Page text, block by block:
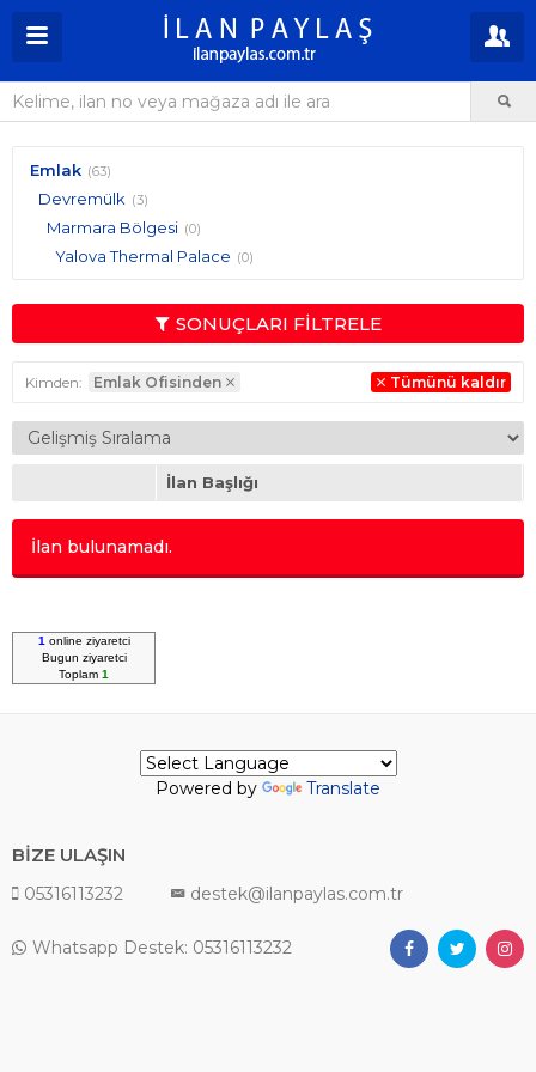
Emlak (63)
Devremülk (3)
Marmara Bölgesi (0)
Yalova Thermal Palace (0)
SONUÇLARI FİLTRELE
Kimden: Emlak Ofisinden Tümünü kaldır
İlan Başlığı
İlan bulunamadı.
1 online ziyaretci
Bugun ziyaretci
Toplam 1
Powered by Translate
BİZE ULAŞIN
05316113232 destek@ilanpaylas.com.tr
Whatsapp Destek: 05316113232